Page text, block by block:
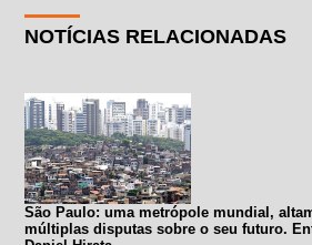
NOTÍCIAS RELACIONADAS
São Paulo: uma metrópole mundial,
múltiplas disputas sobre o seu futuro.